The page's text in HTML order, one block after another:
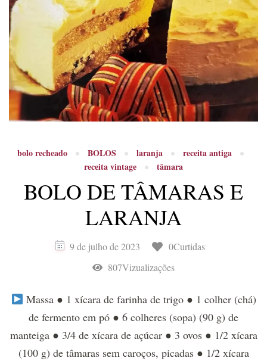
bolo recheado BOLOS laranja
receita antiga
receita vintage
tâmara
BOLO DE TÂMARAS E
LARANJA
9 de julho de 2023
0Curtidas
807Vizualizações
Massa ● 1 xícara de farinha de trigo ● 1 colher (chá)
de fermento em pó ● 6 colheres (sopa) (90 g) de
manteiga ● 3/4 de xícara de açúcar ● 3 ovos ● 1/2 xícara
(100 g) de tâmaras sem caroços, picadas ● 1/2 xícara